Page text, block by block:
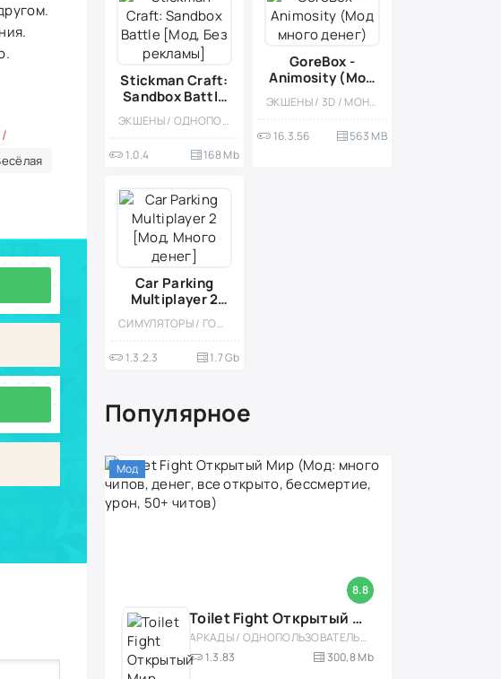
/
Stickman Craft:
Sandbox Battle
[Мод, Без
рекламы]
ЭКШЕНЫ / ОДНОПОЛЬЗОВАТЕЛЬСКИЕ / ПЕСОЧНИЦЫ / ФИЗИКА / ИССЛЕДОВАНИЯ / ВОЙНА / МНОГОПОЛЬЗОВАТЕЛЬСКАЯ / КРАФТИНГ
1.0.4 168 Mb
GoreBox -
Animosity (Мод
много денег)ЭКШЕНЫ / 3D / МОНСТРЫ / ОДНОПОЛЬЗОВАТЕЛЬСКИЕ / ОФЛАЙН / СТИЛИЗАЦИЯ / МОД / ФИЗИКА / ПЕСОЧНИЦЫ / ЭКСТРЕМАЛЬНАЯ ЕЗДА / БОЛЬШАЯ / КРОВЬ
16.3.56 563 MB
Car Parking
Multiplayer 2
[Мод, Много
денег]
СИМУЛЯТОРЫ / ГОНКИ / ОТКРЫТЫЙ МИР / КАЗУАЛЬНЫЕ / СТИЛИЗАЦИЯ / 3D / ВСТРОЕННЫЙ КЕШ / БОЛЬШАЯ / МОД / ФИЗИКА
1.3.2.3 1.7 Gb
Популярное
8.8
Мод
Toilet Fight Открытый Мир (Мод: много чипов, денег, все открыто, бессмертие, урон, 50+ читов)
АРКАДЫ / ОДНОПОЛЬЗОВАТЕЛЬСКИЕ / ОФЛАЙН / МОД / РОЛЕВЫЕ / ШУТЕРЫ / ОТКРЫТЫЙ МИР / ВСТРОЕННЫЙ КЕШ / 3D / ЭКШЕНЫ / ТУАЛЕТНЫЕ ВОЙНЫ / ДЛЯ ДЕТЕЙ
1.3.83
300,8 Mb